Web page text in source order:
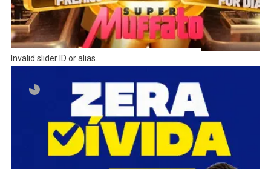
Invalid slider ID or alias.